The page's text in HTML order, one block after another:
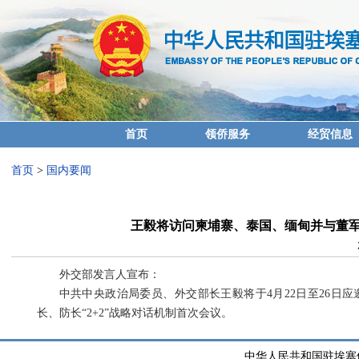
首页 领侨服务 经贸信息
首页 > 国内要闻
王毅将访问柬埔寨、泰国、缅甸并与董
外交部发言人宣布：
中共中央政治局委员、外交部长王毅将于4月22日至26日
长、防长“2+2”战略对话机制首次会议。
中华人民共和国驻埃